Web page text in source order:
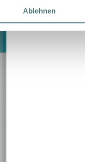
Ablehnen